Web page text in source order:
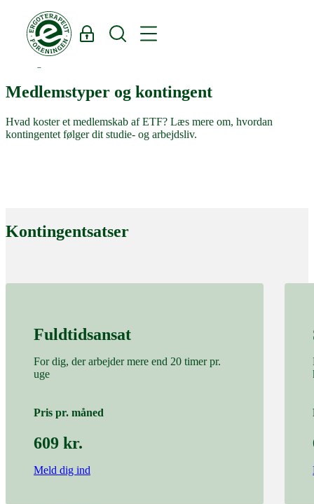
Log ind Søg
Medlemstyper og kontingent
Hvad koster et medlemskab af ETF? Læs mere om, hvordan
kontingentet følger dit studie- og arbejdsliv.
Kontingentsatser
Fuldtidsansat
For dig, der arbejder mere end 20 timer pr.
uge
Pris pr. måned
609 kr.
Meld dig ind